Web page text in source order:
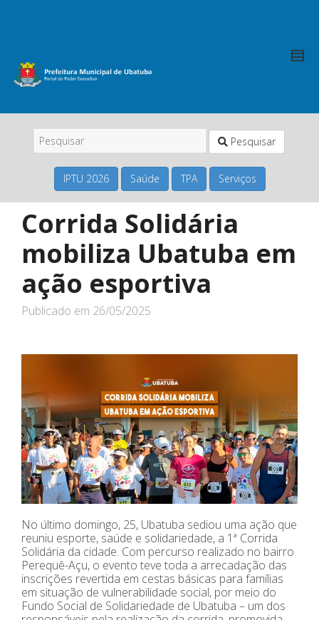
Pesquisar
IPTU 2026 Saúde TPA Serviços
Corrida Solidária
mobiliza Ubatuba em
ação esportiva
Publicado em 26/05/2025
No último domingo, 25, Ubatuba sediou uma ação que
reuniu esporte, saúde e solidariedade, a 1ª Corrida
Solidária da cidade. Com percurso realizado no bairro
Perequê-Açu, o evento teve toda a arrecadação das
inscrições revertida em cestas básicas para famílias
em situação de vulnerabilidade social, por meio do
Fundo Social de Solidariedade de Ubatuba – um dos